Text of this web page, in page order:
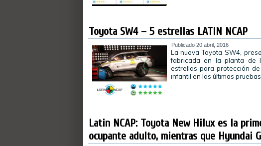
Toyota SW4 – 5 estrellas LATIN NCAP
Publicado 20 abril, 2016
La nueva Toyota SW4,
fabricada en la planta de
estrellas para protección
infantil en las últimas
Latin NCAP: Toyota New Hilux es la
ocupante adulto, mientras que Hyundai